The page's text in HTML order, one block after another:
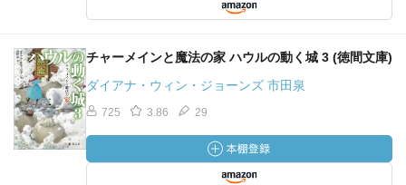
チャーメインと魔法の家 ハウルの動く城 3 (徳間文庫)
ダイアナ・ウィン・ジョーンズ 市田泉
725 3.86 29